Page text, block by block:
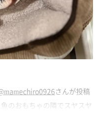
さんが投稿
のおもちゃの隣でスヤスヤ